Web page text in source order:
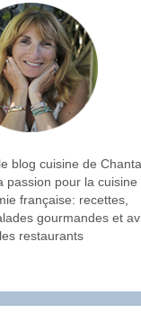
blog cuisine de
passion pour la cuisine
française: recettes,
gourmandes et
restaurants